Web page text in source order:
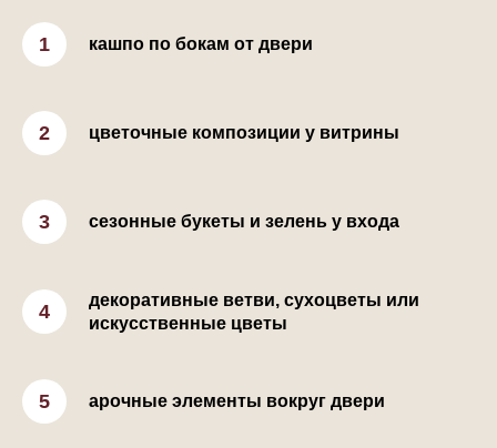
кашпо по бокам от двери
цветочные композиции у витрины
сезонные букеты и зелень у входа
декоративные ветви, сухоцветы или
искусственные цветы
арочные элементы вокруг двери